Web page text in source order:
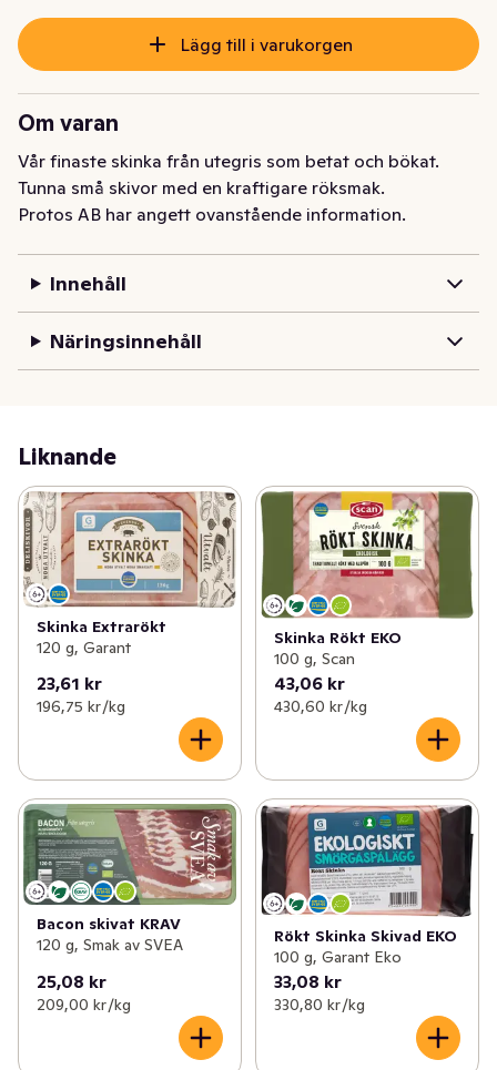
Lägg till i varukorgen
Om varan
Vår finaste skinka från utegris som betat och bökat.
Tunna små skivor med en kraftigare röksmak.
Protos AB har angett ovanstående information.
Innehåll
Näringsinnehåll
Liknande
Skinka Extrarökt
120 g, Garant
23,61 kr
196,75 kr /kg
Skinka Rökt EKO
100 g, Scan
43,06 kr
430,60 kr /kg
Bacon skivat KRAV
120 g, Smak av SVEA
25,08 kr
209,00 kr /kg
Rökt Skinka Skivad EKO
100 g, Garant Eko
33,08 kr
330,80 kr /kg